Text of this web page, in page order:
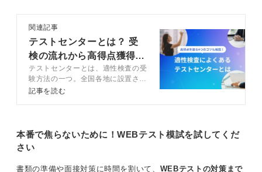
れることはありません。
冷静にありのままを回答することを心掛けよう
のテストがおこなわれているだけで、外見やしぐさが影
響することはありません。落ち着いてありのままの自分
で受験することが一番良いです。
関連記事
テストセンターとは？ 受
検の流れから高得点獲得の
対策まで徹底解説
テストセンターとは、適性検査の受
験方法の一つ。全国各地に設置され
ているテストセンターに足を運んで
ます。
記事を読む
本番で焦らないために！WEBテスト模試を試してくだ
さい
書類の準備や面接対策に時間を割いて、 WEBテストの対策まで